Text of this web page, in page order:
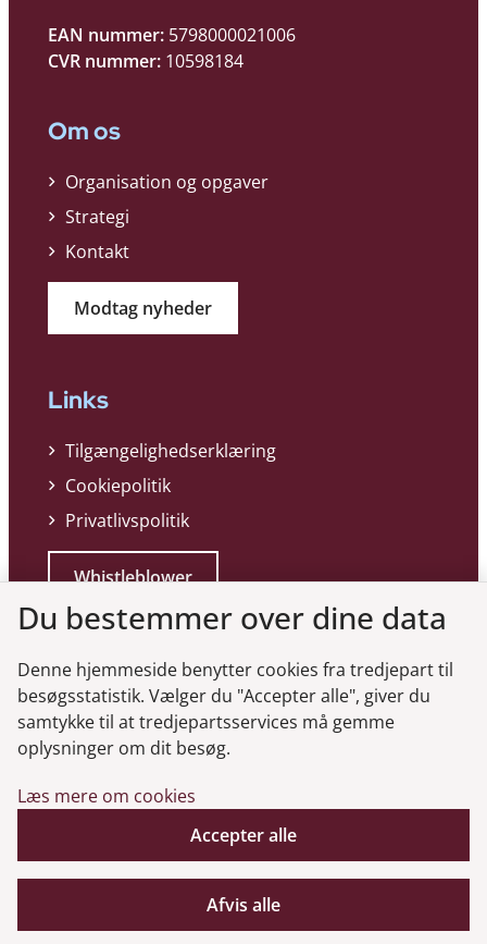
EAN nummer: 5798000021006
CVR nummer: 10598184
Om os
Organisation og opgaver
Strategi
Kontakt
Modtag nyheder
Links
Tilgængelighedserklæring
Cookiepolitik
Privatlivspolitik
Whistleblower
Genveje
Gå til virksomhedsregisteret
Gå til selskabsmeddelelser
English
Du bestemmer over dine data
Denne hjemmeside benytter cookies fra tredjepart til
besøgsstatistik. Vælger du "Accepter alle", giver du
samtykke til at tredjepartsservices må gemme
oplysninger om dit besøg.
Læs mere om cookies
Accepter alle
Afvis alle